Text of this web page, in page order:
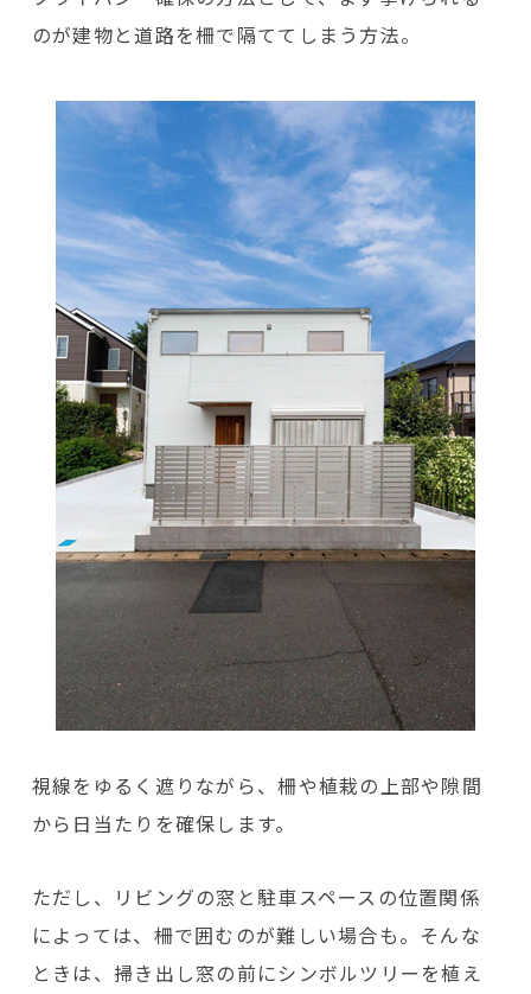
のが建物と道路を柵で隔ててしまう方法。
視線をゆるく遮りながら、柵や植栽の上部や隙間
から日当たりを確保します。
ただし、リビングの窓と駐車スペースの位置関係
によっては、柵で囲むのが難しい場合も。そんな
ときは、掃き出し窓の前にシンボルツリーを植え